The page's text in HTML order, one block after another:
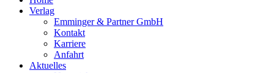
Verlag
Emminger & Partner GmbH
Kontakt
Karriere
Anfahrt
Aktuelles